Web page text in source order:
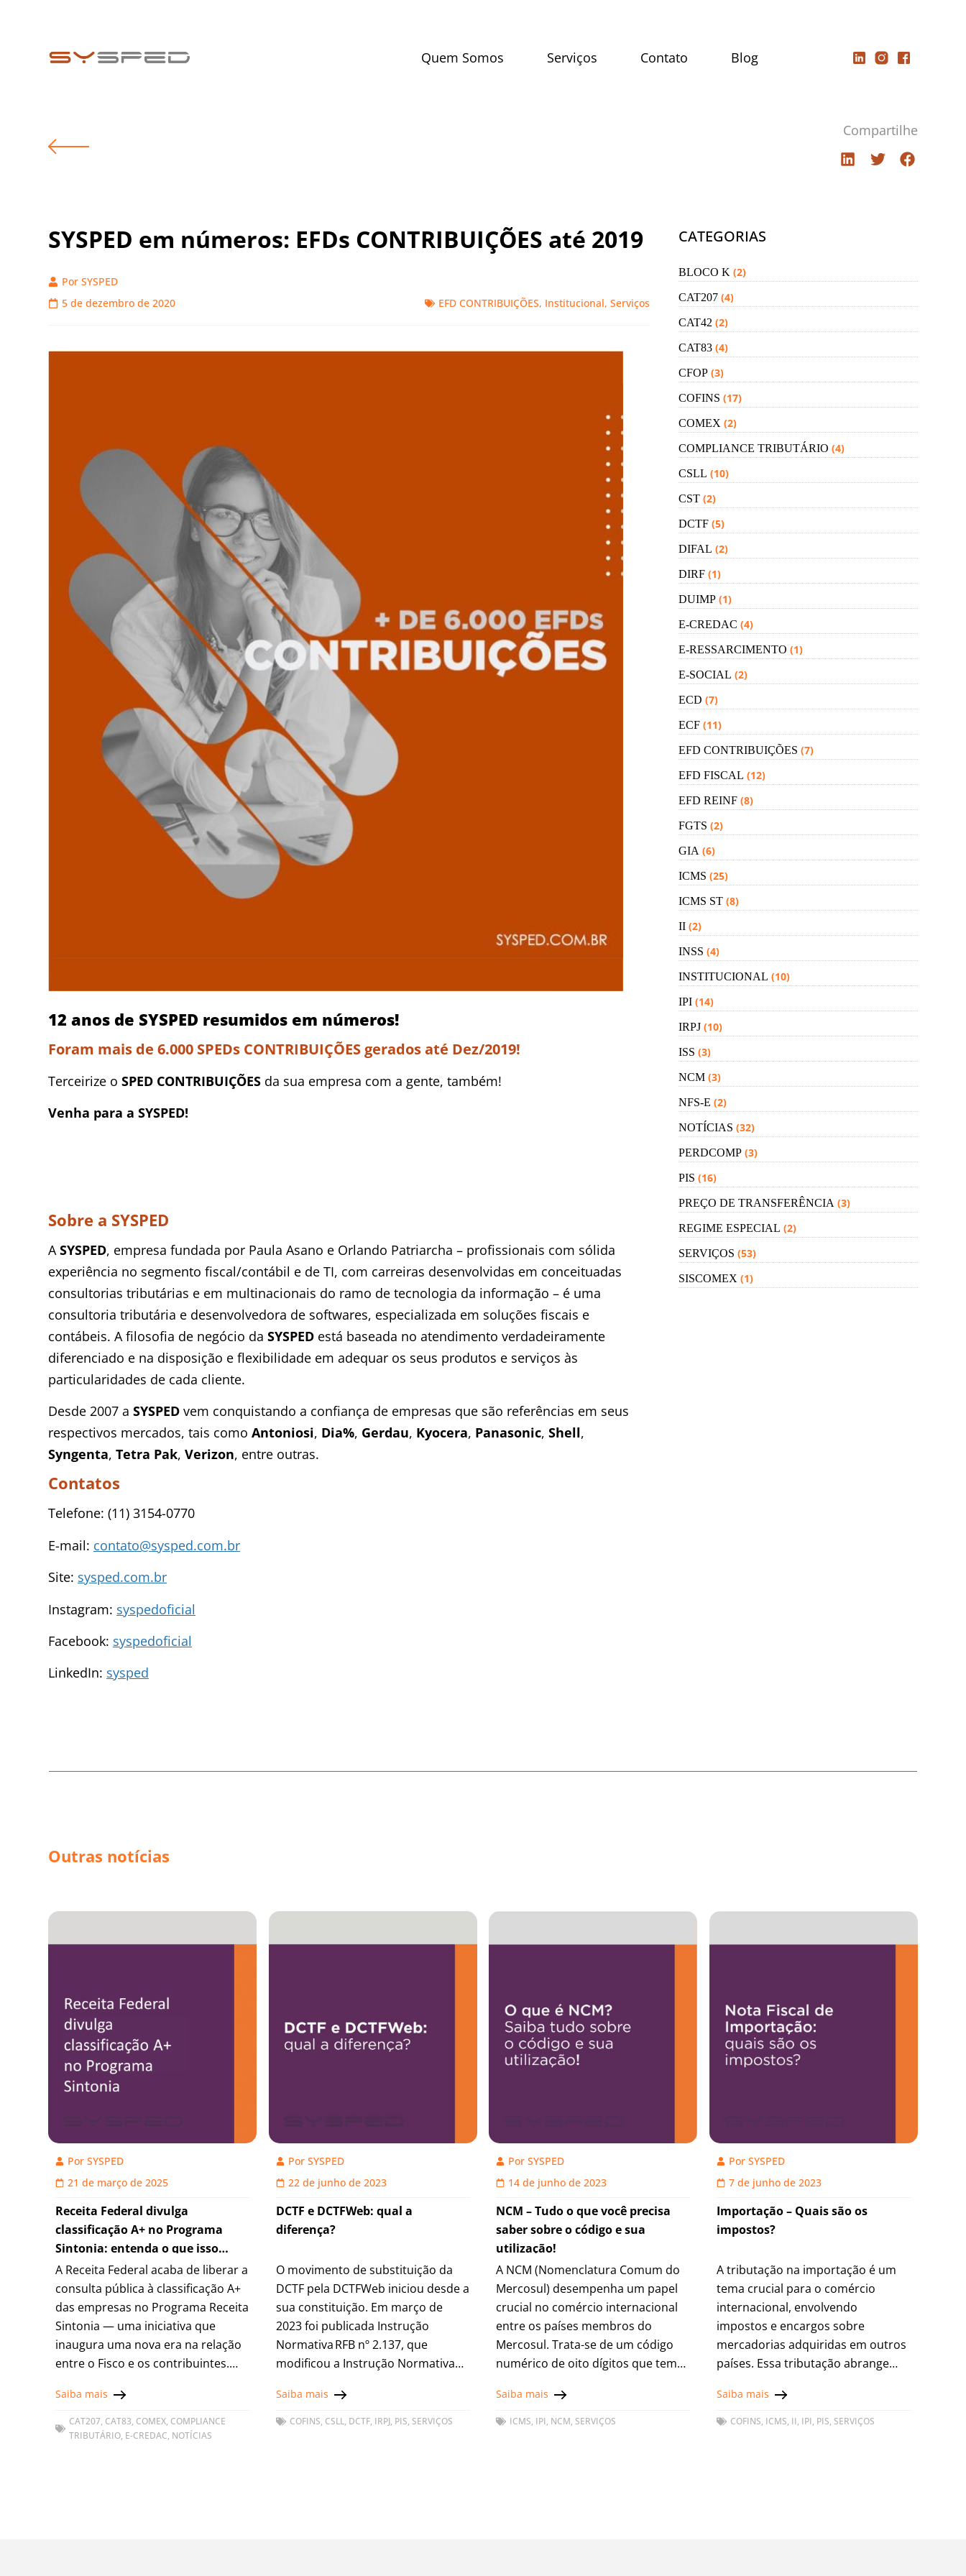
Quem Somos Serviços Contato Blog
Compartilhe
SYSPED em números: EFDs CONTRIBUIÇÕES até 2019
Por SYSPED
5 de dezembro de 2020
EFD CONTRIBUIÇÕES, Institucional, Serviços
12 anos de SYSPED resumidos em números!
Foram mais de 6.000 SPEDs CONTRIBUIÇÕES gerados até Dez/2019!
Terceirize o SPED CONTRIBUIÇÕES da sua empresa com a gente, também!
Venha para a SYSPED!
Sobre a SYSPED
A SYSPED, empresa fundada por Paula Asano e Orlando Patriarcha – profissionais com sólida
experiência no segmento fiscal/contábil e de TI, com carreiras desenvolvidas em conceituadas
consultorias tributárias e em multinacionais do ramo de tecnologia da informação – é uma
consultoria tributária e desenvolvedora de softwares, especializada em soluções fiscais e
contábeis. A filosofia de negócio da SYSPED está baseada no atendimento verdadeiramente
diferenciado e na disposição e flexibilidade em adequar os seus produtos e serviços às
particularidades de cada cliente.
Desde 2007 a SYSPED vem conquistando a confiança de empresas que são referências em seus
respectivos mercados, tais como Antoniosi, Dia%, Gerdau, Kyocera, Panasonic, Shell,
Syngenta, Tetra Pak, Verizon, entre outras.
Contatos
Telefone: (11) 3154-0770
E-mail: contato@sysped.com.br
Site: sysped.com.br
Instagram: syspedoficial
Facebook: syspedoficial
LinkedIn: sysped
CATEGORIAS
BLOCO K (2)
CAT207 (4)
CAT42 (2)
CAT83 (4)
CFOP (3)
COFINS (17)
COMEX (2)
COMPLIANCE TRIBUTÁRIO (4)
CSLL (10)
CST (2)
DCTF (5)
DIFAL (2)
DIRF (1)
DUIMP (1)
E-CREDAC (4)
E-RESSARCIMENTO (1)
E-SOCIAL (2)
ECD (7)
ECF (11)
EFD CONTRIBUIÇÕES (7)
EFD FISCAL (12)
EFD REINF (8)
FGTS (2)
GIA (6)
ICMS (25)
ICMS ST (8)
II (2)
INSS (4)
INSTITUCIONAL (10)
IPI (14)
IRPJ (10)
ISS (3)
NCM (3)
NFS-E (2)
NOTÍCIAS (32)
PERDCOMP (3)
PIS (16)
PREÇO DE TRANSFERÊNCIA (3)
REGIME ESPECIAL (2)
SERVIÇOS (53)
SISCOMEX (1)
Outras notícias
Por SYSPED
21 de março de 2025
Receita Federal divulga
classificação A+ no Programa
Sintonia: entenda o que isso
representa e como sua empresa
pode evoluir no ranking
A Receita Federal acaba de liberar a
consulta pública à classificação A+
das empresas no Programa Receita
Sintonia — uma iniciativa que
inaugura uma nova era na relação
entre o Fisco e os contribuintes.
do
Saiba mais
CAT207, CAT83, COMEX, COMPLIANCE
TRIBUTÁRIO, E-CREDAC, NOTÍCIAS
PorSYSPED
22 de junho de 2023
DCTF e DCTFWeb: qual a
diferença?
O movimento de substituição da
DCTF pela DCTFWeb iniciou desde a
sua constituição. Em março de
2023 foi publicada Instrução
Normativa RFB nº 2.137, que
modificou a Instrução Normativa
prorrogar para o mês de janeiro
Saiba mais
COFINS, CSLL, DCTF, IRPJ, PIS, SERVIÇOS
Por SYSPED
14 de junho de 2023
NCM – Tudo o que você precisa
saber sobre o código e sua
utilização!
A NCM (Nomenclatura Comum do
Mercosul) desempenha um papel
crucial no comércio internacional
entre os países membros do
Mercosul. Trata-se de um código
numérico de oito dígitos que tem
padronizada, cada produto
comercializado. A
Saiba mais
ICMS, IPI, NCM, SERVIÇOS
PorSYSPED
7 de junho de 2023
Importação – Quais são os
impostos?
A tributação na importação é um
tema crucial para o comércio
internacional, envolvendo
impostos e encargos sobre
mercadorias adquiridas em outros
países. Essa tributação abrange
Imposto de Importação (II),
Imposto sobre Produtos
Saiba mais
COFINS, ICMS, II, IPI, PIS, SERVIÇOS